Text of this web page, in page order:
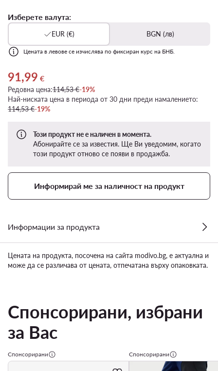
Изберете валута:
EUR (€) BGN (лв)
Цената в левове се изчислява по фиксиран курс на БНБ.
Актуална цена 91,99 €
91,99 €
Редовна цена:114,53 €-19%
Най-ниската цена в периода от 30 дни преди намалението:
114,53 €-19%
Този продукт не е наличен в момента.
Абонирайте се за известия. Ще Ви уведомим, когато
този продукт отново се появи в продажба.
Информирай ме за наличност на продукт
Информации за продукта
Цената на продукта, посочена на сайта modivo.bg, е актуална и
може да се различава от цената, отпечатана върху опаковката.
Спонсорирани, избрани
за Вас
Спонсорирани Спонсорирани